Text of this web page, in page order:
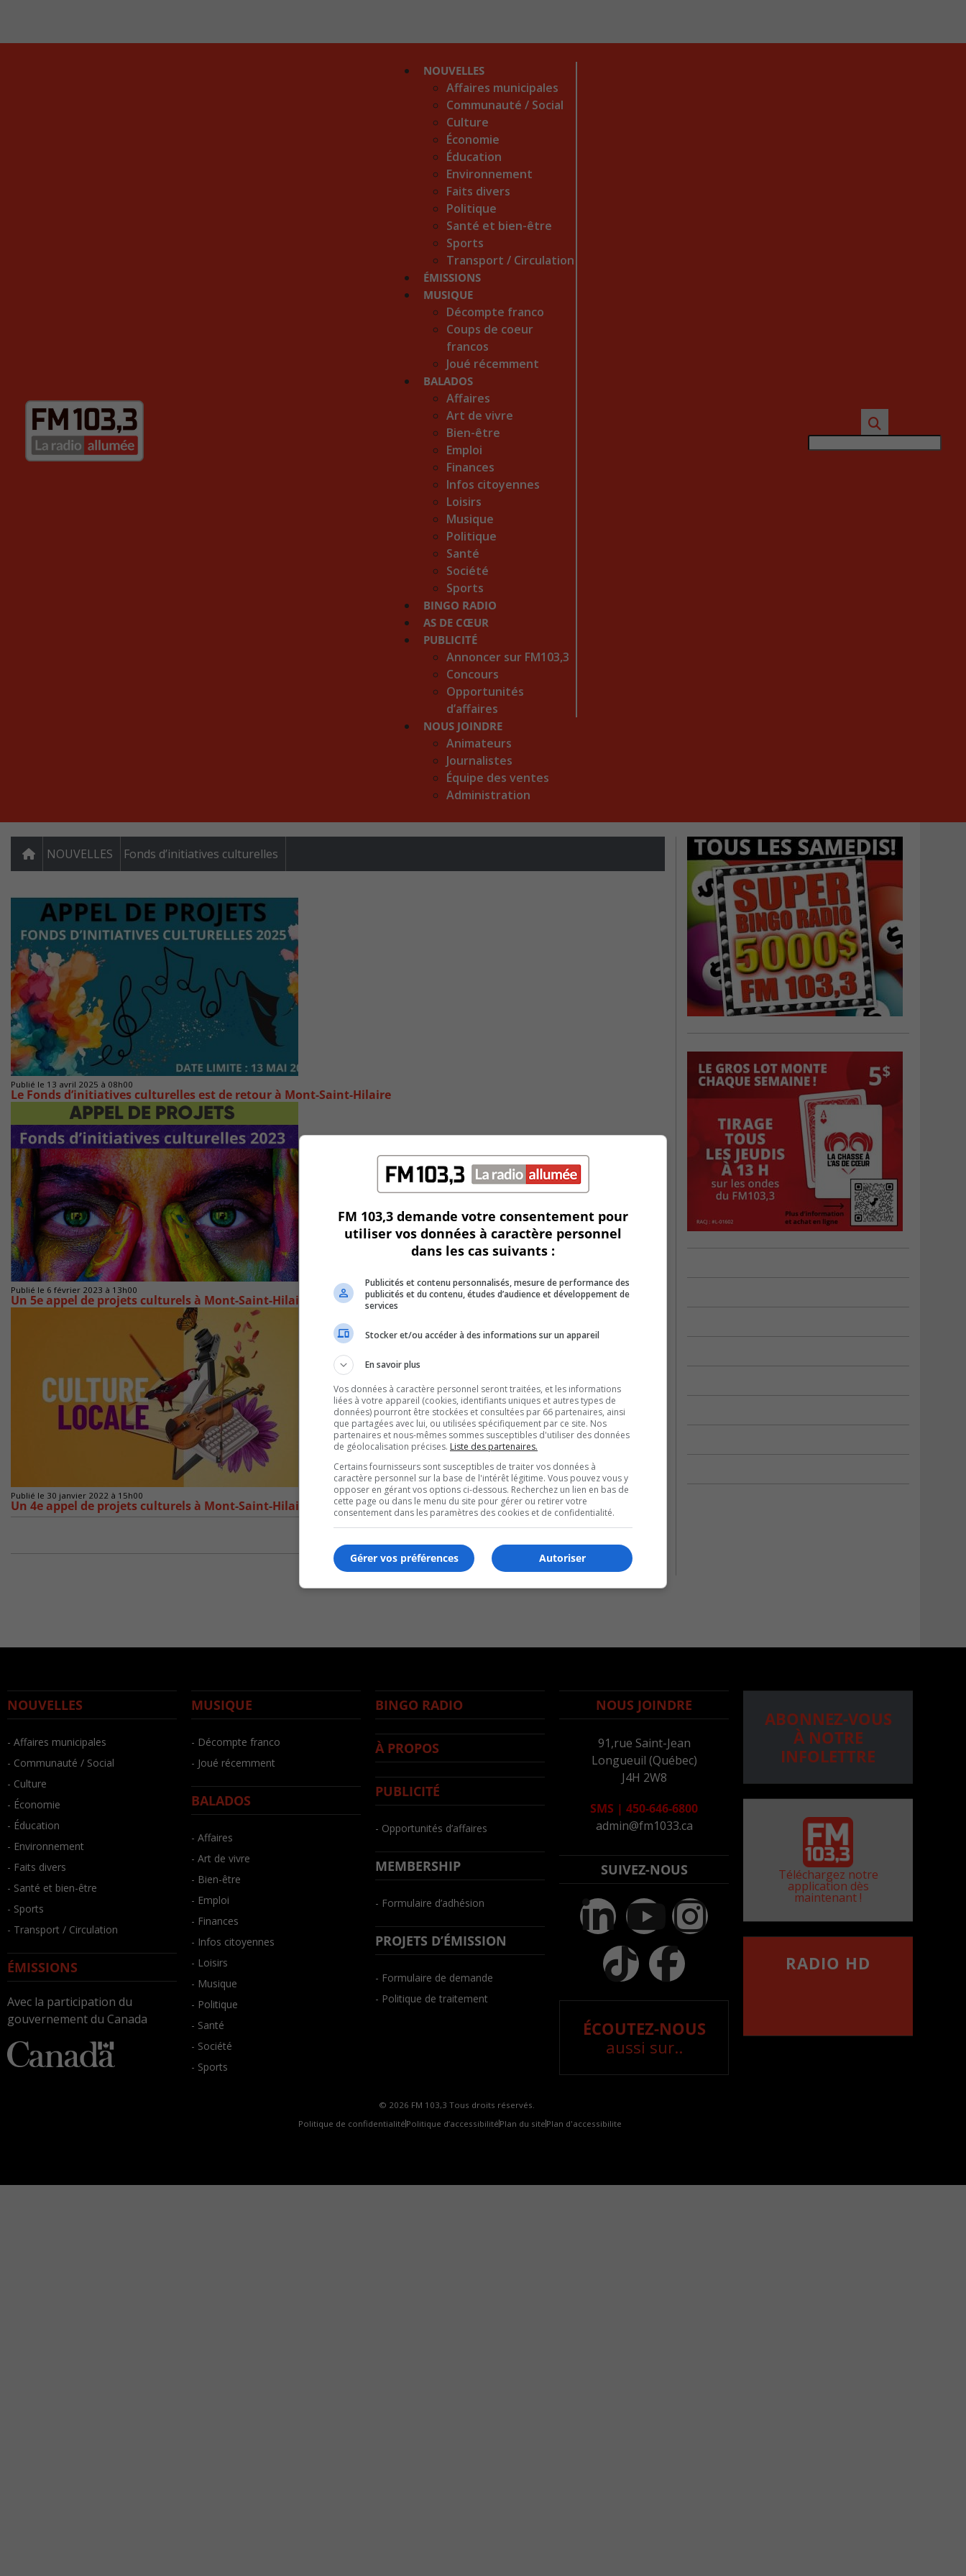
NOUVELLES
Affaires municipales
Communauté / Social
Culture
Économie
Éducation
Environnement
Faits divers
Politique
Santé et bien-être
Sports
Transport / Circulation
ÉMISSIONS
MUSIQUE
Décompte franco
Coups de coeur
francos
Joué récemment
BALADOS
Affaires
Art de vivre
Bien-être
Emploi
Finances
Infos citoyennes
Loisirs
Musique
Politique
Santé
Société
Sports
BINGO RADIO
AS DE CŒUR
PUBLICITÉ
Annoncer sur FM103,3
Concours
Opportunités
d’affaires
NOUS JOINDRE
Animateurs
Journalistes
Équipe des ventes
Administration
NOUVELLES Fonds d’initiatives culturelles
Publié le 13 avril 2025 à 08h00
Le Fonds d’initiatives culturelles est de retour à Mont-Saint-Hilaire
Publié le 6 février 2023 à 13h00
Un 5e appel de projets culturels à Mont-Saint-Hilaire
Publié le 30 janvier 2022 à 15h00
Un 4e appel de projets culturels à Mont-Saint-Hilaire
NOUVELLES
- Affaires municipales
- Communauté / Social
- Culture
- Économie
- Éducation
- Environnement
- Faits divers
- Santé et bien-être
- Sports
- Transport / Circulation
ÉMISSIONS
Avec la participation du
gouvernement du Canada
MUSIQUE
- Décompte franco
- Joué récemment
BALADOS
- Affaires
- Art de vivre
- Bien-être
- Emploi
- Finances
- Infos citoyennes
- Loisirs
- Musique
- Politique
- Santé
- Société
- Sports
BINGO RADIO
À PROPOS
PUBLICITÉ
- Opportunités d’affaires
MEMBERSHIP
- Formulaire d’adhésion
PROJETS D’ÉMISSION
- Formulaire de demande
- Politique de traitement
NOUS JOINDRE
91,rue Saint-Jean
Longueuil (Québec)
J4H 2W8
SMS | 450-646-6800
admin@fm1033.ca
SUIVEZ-NOUS
ÉCOUTEZ-NOUS
aussi sur..
ABONNEZ-VOUS
À NOTRE
INFOLETTRE
Téléchargez notre
application dès
maintenant !
RADIO HD
© 2026 FM 103,3 Tous droits réservés.
Politique de confidentialité Politique d’accessibilité Plan du site Plan d'accessibilite
FM 103,3 demande votre consentement pour
utiliser vos données à caractère personnel
dans les cas suivants :
Publicités et contenu personnalisés, mesure de performance des
publicités et du contenu, études d’audience et développement de
services
Stocker et/ou accéder à des informations sur un appareil
En savoir plus
Vos données à caractère personnel seront traitées, et les informations
liées à votre appareil (cookies, identifiants uniques et autres types de
données) pourront être stockées et consultées par 66 partenaires, ainsi
que partagées avec lui, ou utilisées spécifiquement par ce site. Nos
partenaires et nous-mêmes sommes susceptibles d'utiliser des données
de géolocalisation précises. Liste des partenaires.
Certains fournisseurs sont susceptibles de traiter vos données à
caractère personnel sur la base de l'intérêt légitime. Vous pouvez vous y
opposer en gérant vos options ci-dessous. Recherchez un lien en bas de
cette page ou dans le menu du site pour gérer ou retirer votre
consentement dans les paramètres des cookies et de confidentialité.
Autoriser
Gérer vos préférences